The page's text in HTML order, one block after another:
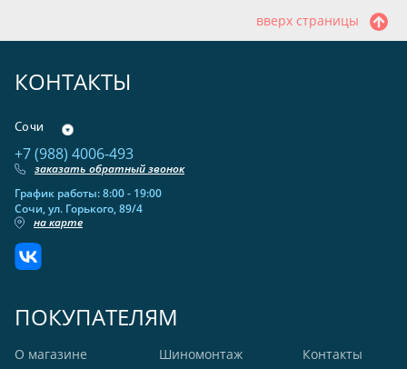
вверх страницы
КОНТАКТЫ
Сочи
+7 (988) 4006-493
заказать обратный звонок
График работы: 8:00 - 19:00
Сочи, ул. Горького, 89/4
на карте
ПОКУПАТЕЛЯМ
О магазине
Шиномонтаж
Контакты